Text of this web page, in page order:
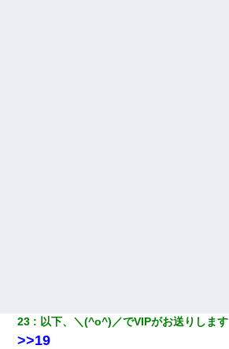
23 以下、＼(^o^)／でVIPがお送りします
>>19